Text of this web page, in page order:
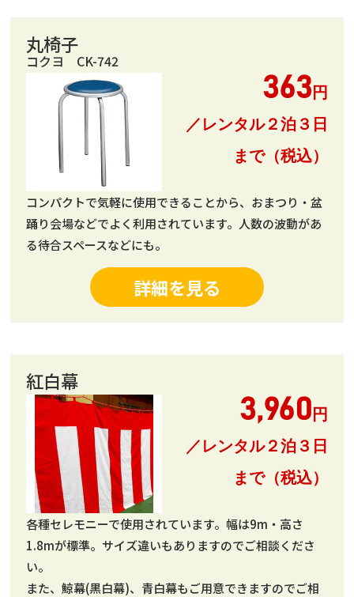
丸椅子
コクヨ CK-742
363 円
／レンタル２泊３日
まで（税込）
コンパクトで気軽に使用できることから、おまつり・盆
踊り会場などでよく利用されています。人数の波動があ
る待合スペースなどにも。
詳細を見る
紅白幕
3,960 円
／レンタル２泊３日
まで（税込）
各種セレモニーで使用されています。幅は9m・高さ
1.8mが標準。サイズ違いもありますのでご相談くださ
い。
また、鯨幕(黒白幕)、青白幕もご用意できますのでご相